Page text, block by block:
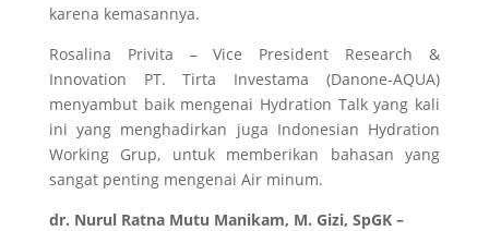
karena kemasannya.
Rosalina Privita – Vice President Research &
Innovation PT. Tirta Investama (Danone-AQUA)
menyambut baik mengenai Hydration Talk yang kali
ini yang menghadirkan juga Indonesian Hydration
Working Grup, untuk memberikan bahasan yang
sangat penting mengenai Air minum.
dr. Nurul Ratna Mutu Manikam, M. Gizi, SpGK –